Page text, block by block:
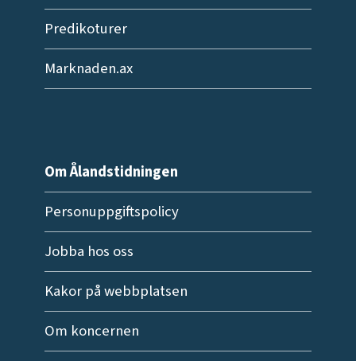
Predikoturer
Marknaden.ax
Om Ålandstidningen
Personuppgiftspolicy
Jobba hos oss
Kakor på webbplatsen
Om koncernen